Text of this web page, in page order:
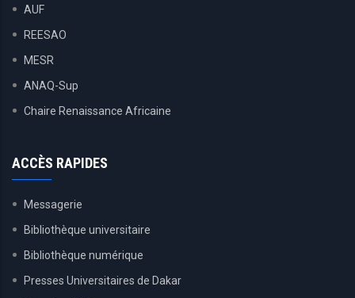
AUF
REESAO
MESR
ANAQ-Sup
Chaire Renaissance Africaine
ACCÈS RAPIDES
Messagerie
Bibliothèque universitaire
Bibliothèque numérique
Presses Universitaires de Dakar